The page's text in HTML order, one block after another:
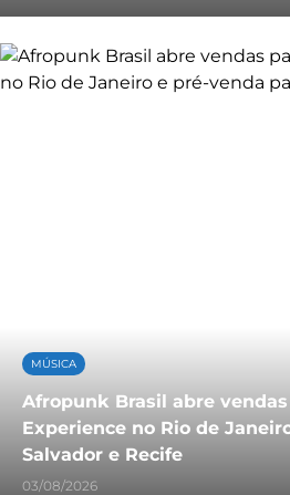
MÚSICA
Afropunk Brasil abre
Experience no Rio de
Salvador e Recife
03/08/2026